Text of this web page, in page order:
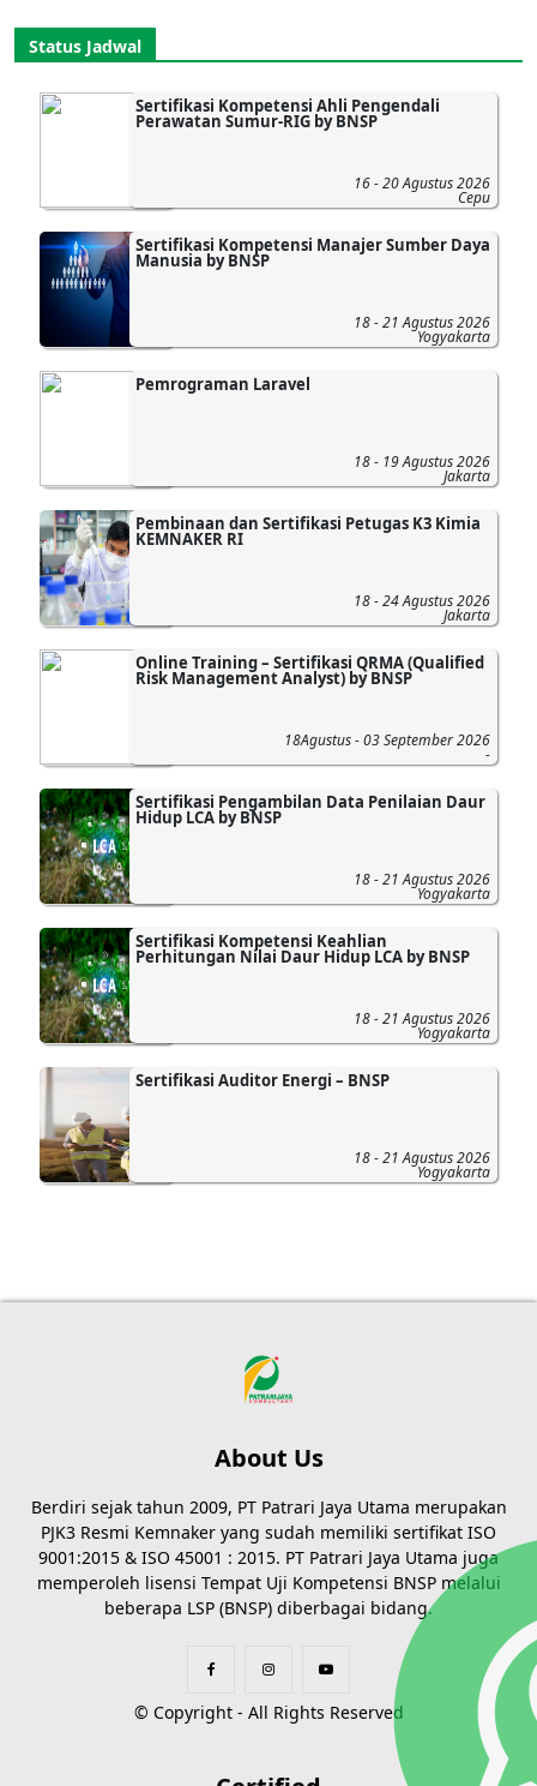
Status Jadwal
Sertifikasi Kompetensi Ahli Pengendali
Perawatan Sumur-RIG by BNSP
16 - 20 Agustus 2026
Cepu
Sertifikasi Kompetensi Manajer Sumber Daya
Manusia by BNSP
18 - 21 Agustus 2026
Yogyakarta
Pemrograman Laravel
18 - 19 Agustus 2026
Jakarta
Pembinaan dan Sertifikasi Petugas K3 Kimia
KEMNAKER RI
18 - 24 Agustus 2026
Jakarta
Online Training – Sertifikasi QRMA (Qualified
Risk Management Analyst) by BNSP
18Agustus - 03 September 2026
-
Sertifikasi Pengambilan Data Penilaian Daur
Hidup LCA by BNSP
18 - 21 Agustus 2026
Yogyakarta
Sertifikasi Kompetensi Keahlian
Perhitungan Nilai Daur Hidup LCA by BNSP
18 - 21 Agustus 2026
Yogyakarta
Sertifikasi Auditor Energi – BNSP
18 - 21 Agustus 2026
Yogyakarta
About Us
Berdiri sejak tahun 2009, PT Patrari Jaya Utama merupakan
PJK3 Resmi Kemnaker yang sudah memiliki sertifikat ISO
9001:2015 & ISO 45001 : 2015. PT Patrari Jaya Utama juga
memperoleh lisensi Tempat Uji Kompetensi BNSP melalui
beberapa LSP (BNSP) diberbagai bidang.
© Copyright - All Rights Reserved